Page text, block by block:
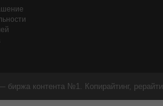
биржа контента №1. Копирайтинг,